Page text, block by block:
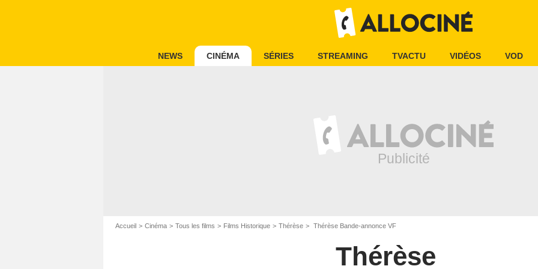
NEWS CINÉMA SÉRIES STREAMING TVACTU VIDÉOS VOD
Accueil Cinéma Tous les films Films Historique Thérèse Thérèse Bande-annonce VF
Thérèse